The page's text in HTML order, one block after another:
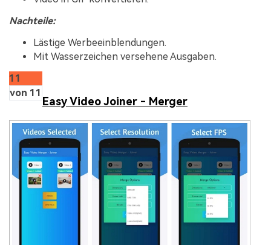
Nachteile:
Lästige Werbeeinblendungen.
Mit Wasserzeichen versehene Ausgaben.
11
von 11
Easy Video Joiner - Merger